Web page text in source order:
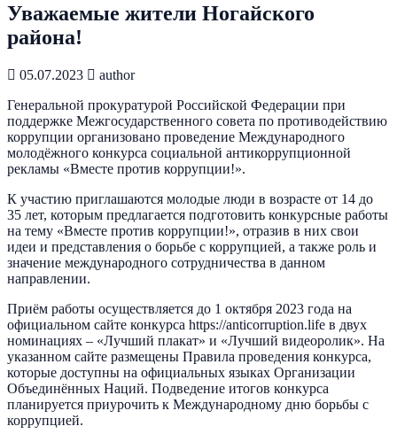
Уважаемые жители Ногайского
района!
05.07.2023
author
Генеральной прокуратурой Российской Федерации при
поддержке Межгосударственного совета по противодействию
коррупции организовано проведение Международного
молодёжного конкурса социальной антикоррупционной
рекламы «Вместе против коррупции!».
К участию приглашаются молодые люди в возрасте от 14 до
35 лет, которым предлагается подготовить конкурсные работы
на тему «Вместе против коррупции!», отразив в них свои
идеи и представления о борьбе с коррупцией, а также роль и
значение международного сотрудничества в данном
направлении.
Приём работы осуществляется до 1 октября 2023 года на
официальном сайте конкурса https://anticorruption.life в двух
номинациях – «Лучший плакат» и «Лучший видеоролик». На
указанном сайте размещены Правила проведения конкурса,
которые доступны на официальных языках Организации
Объединённых Наций. Подведение итогов конкурса
планируется приурочить к Международному дню борьбы с
коррупцией.